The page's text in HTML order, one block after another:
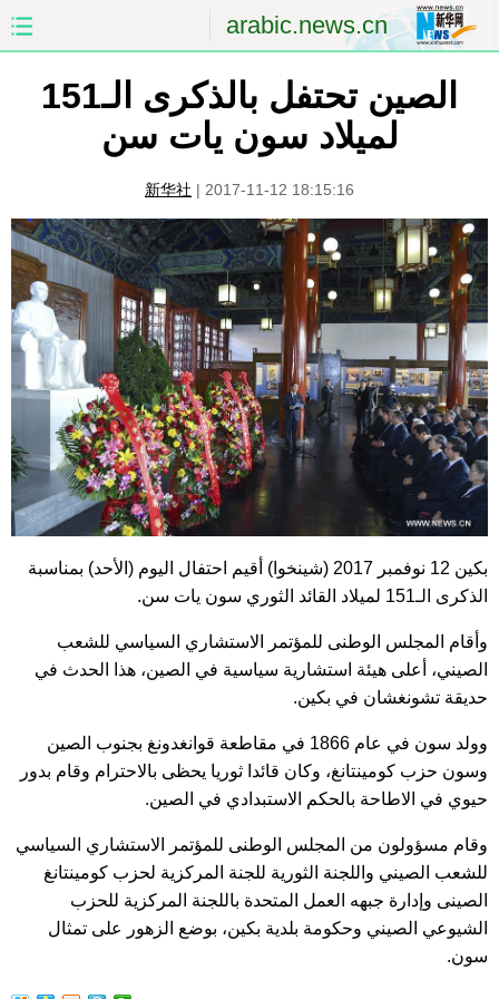
arabic.news.cn
الصين
الشرق الأوسط العالم
الاقتصاد الصين والعالم العربي
العلوم والصحة الثقافة والتعليم
الرياضة السياحة والبيئة
مؤتمر صحفى للخارجية الصور
الصين تحتفل بالذكرى الـ151
لميلاد سون يات سن
新华社 | 2017-11-12 18:15:16
بكين 12 نوفمبر 2017 (شينخوا) أقيم احتفال اليوم (الأحد) بمناسبة
الذكرى الـ151 لميلاد القائد الثوري سون يات سن.
وأقام المجلس الوطنى للمؤتمر الاستشاري السياسي للشعب
الصيني، أعلى هيئة استشارية سياسية في الصين، هذا الحدث في
حديقة تشونغشان في بكين.
وولد سون في عام 1866 في مقاطعة قوانغدونغ بجنوب الصين
وسون حزب كومينتانغ، وكان قائدا ثوريا يحظى بالاحترام وقام بدور
حيوي في الاطاحة بالحكم الاستبدادي في الصين.
وقام مسؤولون من المجلس الوطنى للمؤتمر الاستشاري السياسي
للشعب الصيني واللجنة الثورية للجنة المركزية لحزب كومينتانغ
الصينى وإدارة جبهه العمل المتحدة باللجنة المركزية للحزب
الشيوعي الصيني وحكومة بلدية بكين، بوضع الزهور على تمثال
سون.